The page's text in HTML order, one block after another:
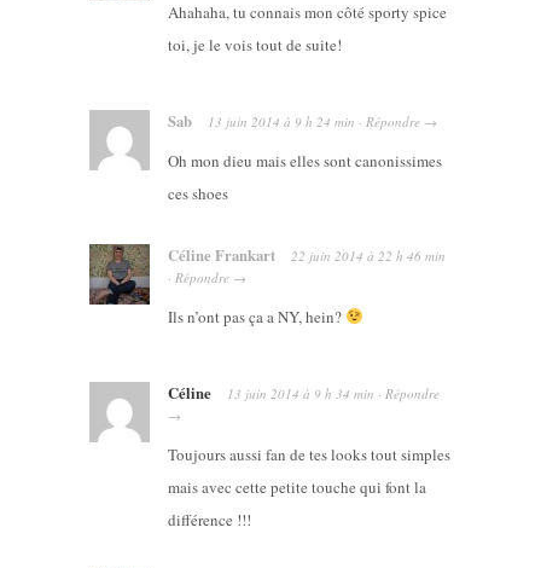
Ahahaha, tu connais mon côté sporty spice
toi, je le vois tout de suite!
Sab 13 juin 2014 à 9 h 24 min · Répondre →
Oh mon dieu mais elles sont canonissimes
ces shoes
Céline Frankart 22 juin 2014 à 22 h 46 min
· Répondre →
Ils n’ont pas ça a NY, hein?
Céline 13 juin 2014 à 9 h 34 min · Répondre
→
Toujours aussi fan de tes looks tout simples
mais avec cette petite touche qui font la
différence !!!